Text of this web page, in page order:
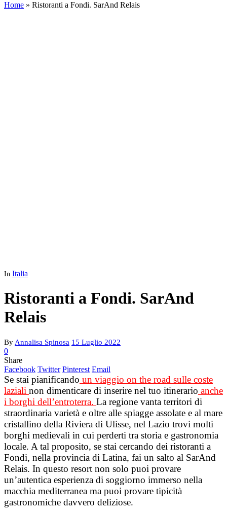
Home » Ristoranti a Fondi. SarAnd Relais
In Italia
Ristoranti a Fondi. SarAnd
Relais
By Annalisa Spinosa 15 Luglio 2022
0
Share
Facebook Twitter Pinterest Email
Se stai pianificando un viaggio on the road sulle coste
laziali non dimenticare di inserire nel tuo itinerario anche
i borghi dell’entroterra. La regione vanta territori di
straordinaria varietà e oltre alle spiagge assolate e al mare
cristallino della Riviera di Ulisse, nel Lazio trovi molti
borghi medievali in cui perderti tra storia e gastronomia
locale. A tal proposito, se stai cercando dei ristoranti a
Fondi, nella provincia di Latina, fai un salto al SarAnd
Relais. In questo resort non solo puoi provare
un’autentica esperienza di soggiorno immerso nella
macchia mediterranea ma puoi provare tipicità
gastronomiche davvero deliziose.